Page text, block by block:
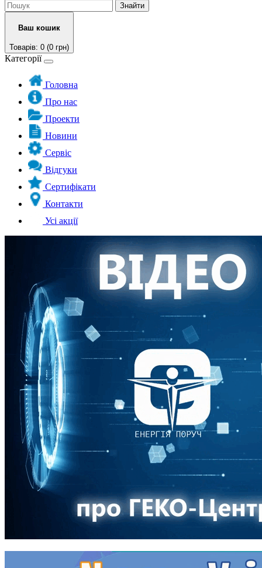
Знайти
Ваш кошик
Товарів: 0 (0 грн)
Категорії
Головна
Про нас
Проекти
Новини
Сервіс
Відгуки
Сертифікати
Контакти
Усі акції